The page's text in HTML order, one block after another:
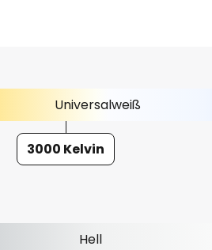
Universalweiß
3000 Kelvin
Hell